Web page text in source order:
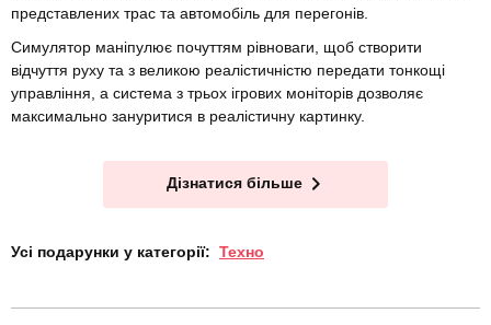
представлених трас та автомобіль для перегонів.
Симулятор маніпулює почуттям рівноваги, щоб створити
відчуття руху та з великою реалістичністю передати тонкощі
управління, а система з трьох ігрових моніторів дозволяє
максимально зануритися в реалістичну картинку.
Дізнатися більше
Усі подарунки у категорії: Техно